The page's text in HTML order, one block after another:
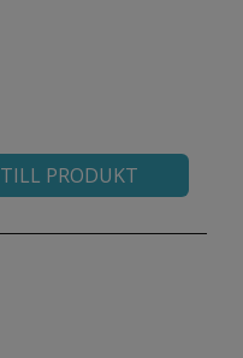
TILL PRODUKT